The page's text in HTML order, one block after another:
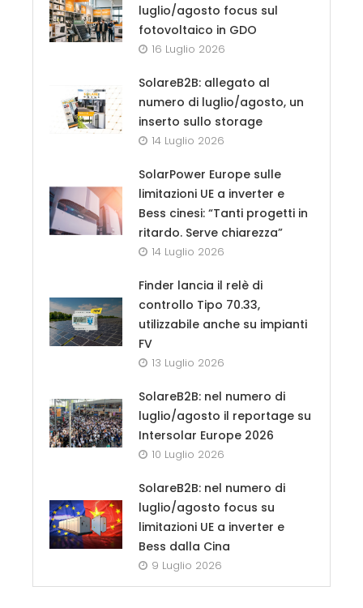
luglio/agosto focus sul
fotovoltaico in GDO
16 Luglio 2026
SolareB2B: allegato al
numero di luglio/agosto, un
inserto sullo storage
14 Luglio 2026
SolarPower Europe sulle
limitazioni UE a inverter e
Bess cinesi: “Tanti progetti in
ritardo. Serve chiarezza”
14 Luglio 2026
Finder lancia il relè di
controllo Tipo 70.33,
utilizzabile anche su impianti
FV
13 Luglio 2026
SolareB2B: nel numero di
luglio/agosto il reportage su
Intersolar Europe 2026
10 Luglio 2026
SolareB2B: nel numero di
luglio/agosto focus su
limitazioni UE a inverter e
Bess dalla Cina
9 Luglio 2026